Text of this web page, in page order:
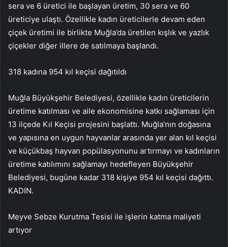
sera ve 6 üretici ile başlayan üretim, 30 sera ve 60
üreticiye ulaştı. Özellikle kadın üreticilerle devam eden
çiçek üretimi ile birlikte Muğla’da üretilen kışlık ve yazlık
çiçekler diğer illere de satılmaya başlandı.
318 kadına 954 kıl keçisi dağıtıldı
Muğla Büyükşehir Belediyesi, özellikle kadın üreticilerin
üretime katılması ve aile ekonomisine katkı sağlaması için
13 ilçede Kıl Keçisi projesini başlattı. Muğla’nın doğasına
ve yapısına en uygun hayvanlar arasında yer alan kıl keçisi
ve küçükbaş hayvan popülasyonunu artırmayı ve kadınların
üretime katılımını sağlamayı hedefleyen Büyükşehir
Belediyesi, bugüne kadar 318 kişiye 954 kıl keçisi dağıttı.
KADIN.
Meyve Sebze Kurutma Tesisi ile işlerin katma maliyeti
artıyor